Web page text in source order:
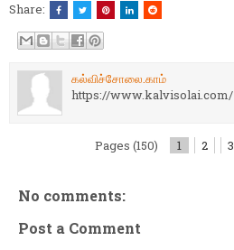
Share:
கல்விச்சோலை.காம்
https://www.kalvisolai.com/
Pages (150) 1 2 3
No comments:
Post a Comment